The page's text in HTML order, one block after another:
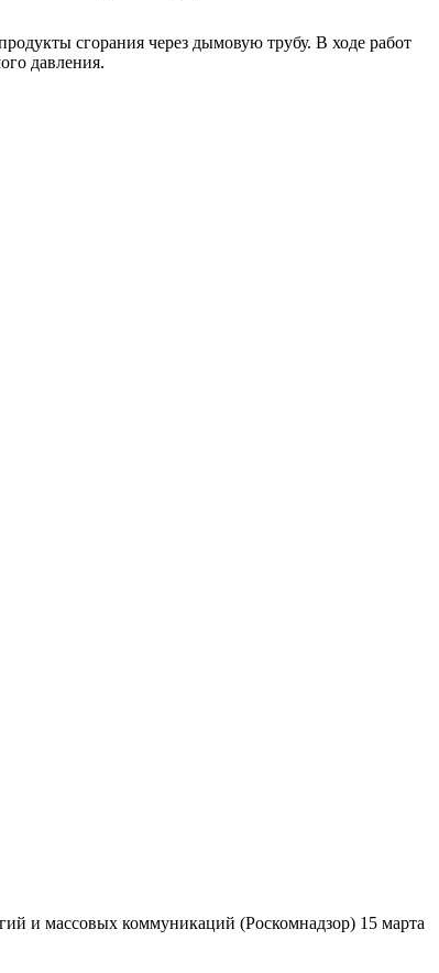
сгорания через дымовую трубу. В ходе работ
давления.
и массовых коммуникаций (Роскомнадзор) 15 марта